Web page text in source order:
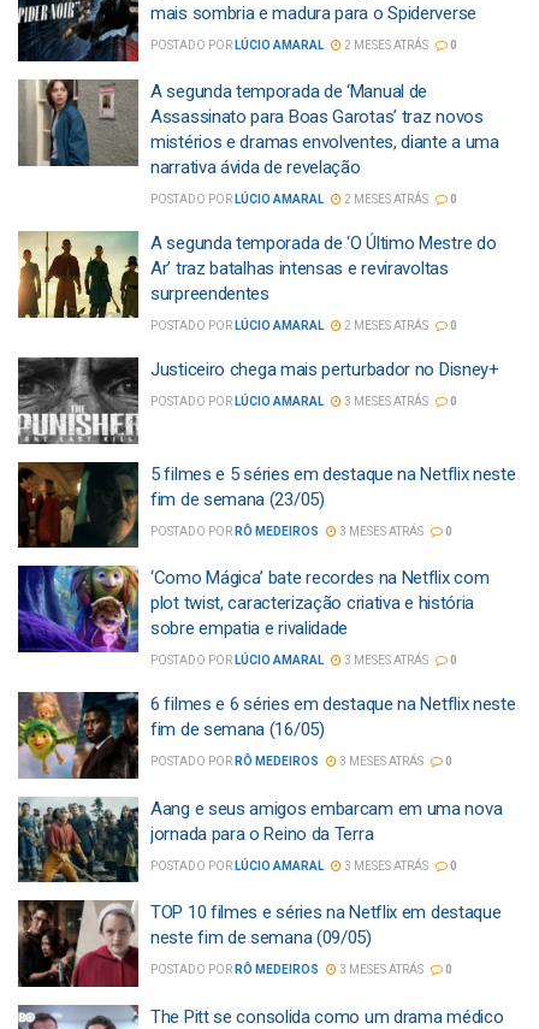
mais sombria e madura para o Spiderverse
POSTADO POR LÚCIO AMARAL 2 MESES ATRÁS 0
A segunda temporada de ‘Manual de
Assassinato para Boas Garotas’ traz novos
mistérios e dramas envolventes, diante a uma
narrativa ávida de revelação
POSTADO POR LÚCIO AMARAL 2 MESES ATRÁS 0
A segunda temporada de ‘O Último Mestre do
Ar’ traz batalhas intensas e reviravoltas
surpreendentes
POSTADO POR LÚCIO AMARAL 2 MESES ATRÁS 0
Justiceiro chega mais perturbador no Disney+
POSTADO POR LÚCIO AMARAL 3 MESES ATRÁS 0
5 filmes e 5 séries em destaque na Netflix neste
fim de semana (23/05)
POSTADO POR RÔ MEDEIROS 3 MESES ATRÁS 0
‘Como Mágica’ bate recordes na Netflix com
plot twist, caracterização criativa e história
sobre empatia e rivalidade
POSTADO POR LÚCIO AMARAL 3 MESES ATRÁS 0
6 filmes e 6 séries em destaque na Netflix neste
fim de semana (16/05)
POSTADO POR RÔ MEDEIROS 3 MESES ATRÁS 0
Aang e seus amigos embarcam em uma nova
jornada para o Reino da Terra
POSTADO POR LÚCIO AMARAL 3 MESES ATRÁS 0
TOP 10 filmes e séries na Netflix em destaque
neste fim de semana (09/05)
POSTADO POR RÔ MEDEIROS 3 MESES ATRÁS 0
The Pitt se consolida como um drama médico